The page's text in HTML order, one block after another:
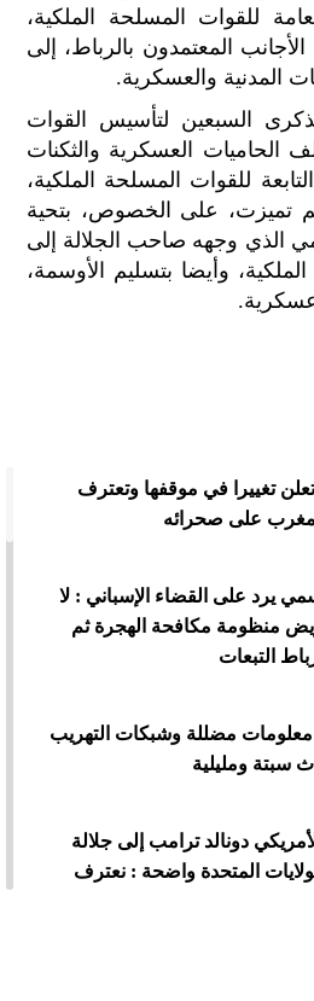
للقوات المسلحة الملكية،
المعتمدون بالرباط، إلى
المدنية والعسكرية.
السبعين لتأسيس القوات
الحاميات العسكرية والثكنات
للقوات المسلحة الملكية،
تميزت، على الخصوص، بتحية
الذي وجهه صاحب الجلالة إلى
وأيضا بتسليم الأوسمة،
تعلن تغييرا في موقفها وتعترف
على صحرائه
يرد على القضاء الإسباني : لا
منظومة مكافحة الهجرة ثم
التبعات
معلومات مضللة وشبكات التهريب
سبتة ومليلية
دونالد ترامب إلى جلالة
المتحدة واضحة : نعترف